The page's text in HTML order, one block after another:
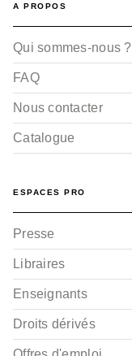
A PROPOS
Qui sommes-nous ?
FAQ
Nous contacter
Catalogue
ESPACES PRO
Presse
Libraires
Enseignants
Droits dérivés